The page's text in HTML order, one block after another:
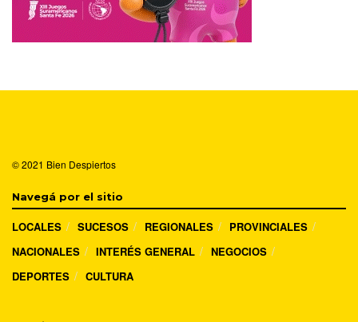
© 2021 Bien Despiertos
Navegá por el sitio
LOCALES SUCESOS REGIONALES
PROVINCIALES
NACIONALES
INTERÉS GENERAL
NEGOCIOS
DEPORTES
CULTURA